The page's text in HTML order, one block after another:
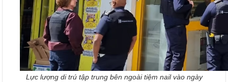
Lực lượng di trú tập trung bên ngoài tiệm nail vào ngày